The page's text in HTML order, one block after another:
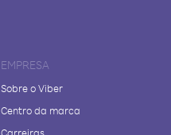
EMPRESA
Sobre o Viber
Centro da marca